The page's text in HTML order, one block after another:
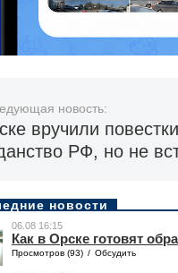
новость:
вручили
РФ, но не
новости
06.08 16:15
Как в Орске готовят
Просмотров (93) / Обсудить